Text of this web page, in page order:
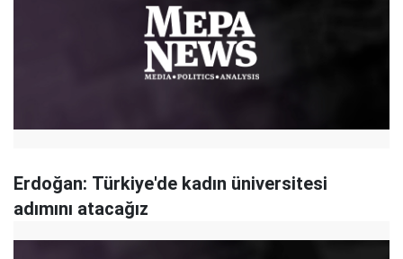
Erdoğan: Türkiye'de kadın üniversitesi
adımını atacağız